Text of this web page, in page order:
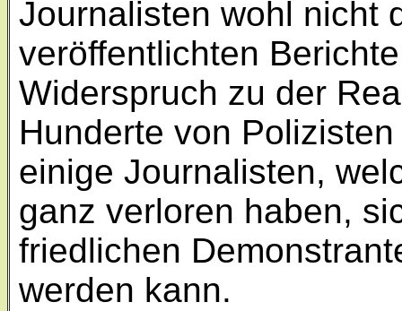
Journalisten wohl nicht
veröffentlichten
Widerspruch zu der
Hunderte von
einige Journalisten,
ganz verloren haben,
friedlichen
werden kann.